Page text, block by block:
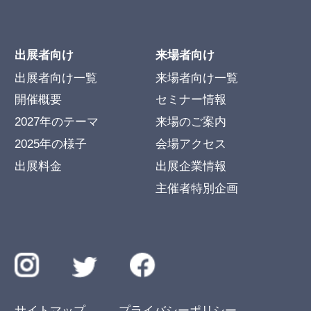
出展者向け
出展者向け一覧
開催概要
2027年のテーマ
2025年の様子
出展料金
来場者向け
来場者向け一覧
セミナー情報
来場のご案内
会場アクセス
出展企業情報
主催者特別企画